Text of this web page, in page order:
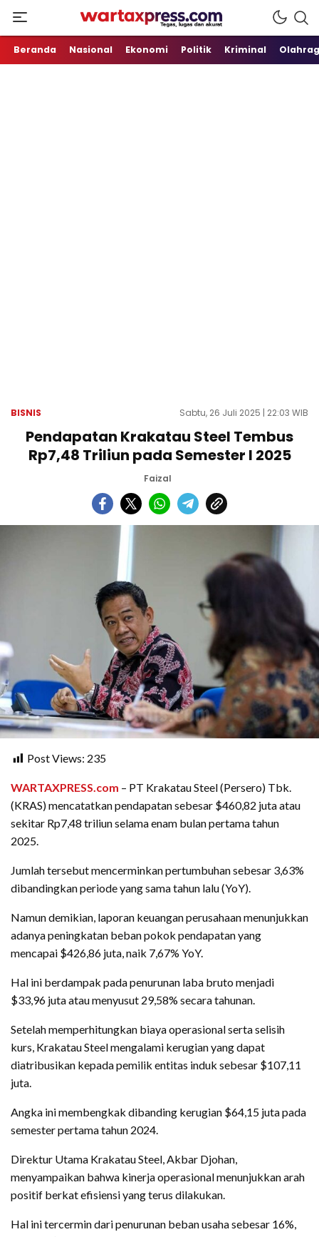
WartaXpress
Tegas, Lugas dan Akurat
Beranda Nasional Ekonomi Politik Kriminal
BISNIS Sabtu, 26 Juli 2025 | 22:03 WIB
Pendapatan Krakatau Steel Tembus
Rp7,48 Triliun pada Semester I 2025
Faizal
Post Views: 235
WARTAXPRESS.com – PT Krakatau Steel (Persero) Tbk.
(KRAS) mencatatkan pendapatan sebesar $460,82 juta atau
sekitar Rp7,48 triliun selama enam bulan pertama tahun
2025.
Jumlah tersebut mencerminkan pertumbuhan sebesar 3,63%
dibandingkan periode yang sama tahun lalu (YoY).
Namun demikian, laporan keuangan perusahaan menunjukkan
adanya peningkatan beban pokok pendapatan yang
mencapai $426,86 juta, naik 7,67% YoY.
Hal ini berdampak pada penurunan laba bruto menjadi
$33,96 juta atau menyusut 29,58% secara tahunan.
Setelah memperhitungkan biaya operasional serta selisih
kurs, Krakatau Steel mengalami kerugian yang dapat
diatribusikan kepada pemilik entitas induk sebesar $107,11
juta.
Angka ini membengkak dibanding kerugian $64,15 juta pada
semester pertama tahun 2024.
Direktur Utama Krakatau Steel, Akbar Djohan,
menyampaikan bahwa kinerja operasional menunjukkan arah
positif berkat efisiensi yang terus dilakukan.
Hal ini tercermin dari penurunan beban usaha sebesar 16%,